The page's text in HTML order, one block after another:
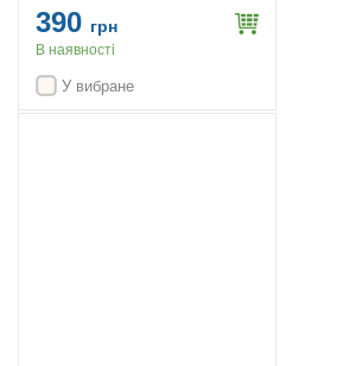
390 грн
В наявності
У вибране